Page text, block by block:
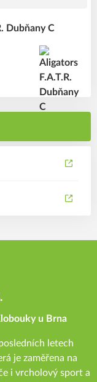
Dubňany C
u Brna
letech
je zaměřena na
i vrcholový sport a